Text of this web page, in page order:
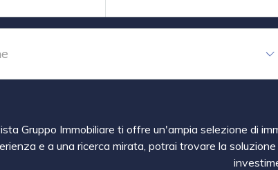
Gruppo Immobiliare ti offre un'ampia selezione di
e a una ricerca mirata, potrai trovare la